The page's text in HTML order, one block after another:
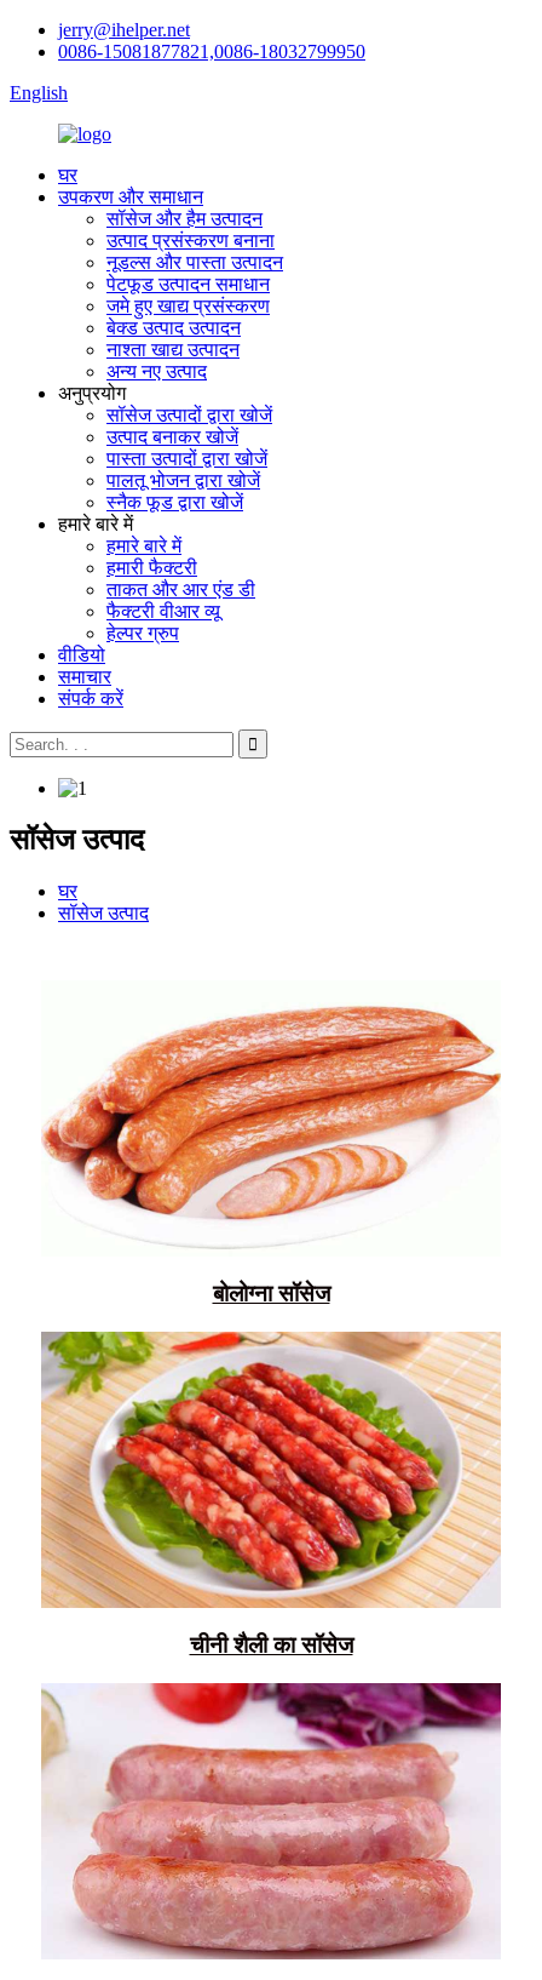
jerry@ihelper.net
0086-15081877821,0086-18032799950
English
घर
उपकरण और समाधान
सॉसेज और हैम उत्पादन
उत्पाद प्रसंस्करण बनाना
नूडल्स और पास्ता उत्पादन
पेटफूड उत्पादन समाधान
जमे हुए खाद्य प्रसंस्करण
बेक्ड उत्पाद उत्पादन
नाश्ता खाद्य उत्पादन
अन्य नए उत्पाद
अनुप्रयोग
सॉसेज उत्पादों द्वारा खोजें
उत्पाद बनाकर खोजें
पास्ता उत्पादों द्वारा खोजें
पालतू भोजन द्वारा खोजें
स्नैक फूड द्वारा खोजें
हमारे बारे में
हमारे बारे में
हमारी फैक्टरी
ताकत और आर एंड डी
फैक्टरी वीआर व्यू
हेल्पर ग्रुप
वीडियो
समाचार
संपर्क करें
सॉसेज उत्पाद
घर
सॉसेज उत्पाद
बोलोग्ना सॉसेज
चीनी शैली का सॉसेज